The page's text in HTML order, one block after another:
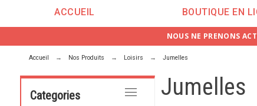
ACCUEIL BOUTIQUE EN
NOUS NE PRENONS
Accueil Nos Produits Loisirs Jumelles
Categories Jumelles